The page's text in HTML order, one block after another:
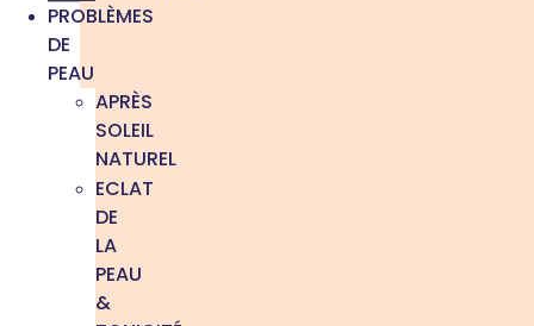
PROBLÈMES
DE
PEAU
APRÈS
SOLEIL
NATUREL
ECLAT
DE
LA
PEAU
&